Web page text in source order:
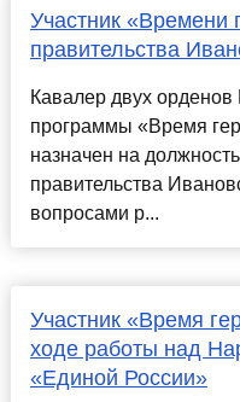
Участник «Времени
правительства
Кавалер двух орденов
программы «Время
назначен на
правительства
вопросами р...
Участник «Время
ходе работы над
«Единой России»